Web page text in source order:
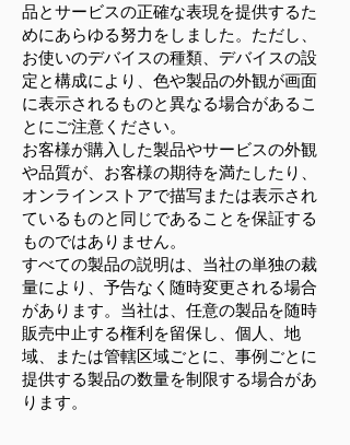
品とサービスの正確な表現を提供するた
めにあらゆる努力をしました。ただし、
お使いのデバイスの種類、デバイスの設
定と構成により、色や製品の外観が画面
に表示されるものと異なる場合があるこ
とにご注意ください。
お客様が購入した製品やサービスの外観
や品質が、お客様の期待を満たしたり、
オンラインストアで描写または表示され
ているものと同じであることを保証する
ものではありません。
すべての製品の説明は、当社の単独の裁
量により、予告なく随時変更される場合
があります。当社は、任意の製品を随時
販売中止する権利を留保し、個人、地
域、または管轄区域ごとに、事例ごとに
提供する製品の数量を制限する場合があ
ります。